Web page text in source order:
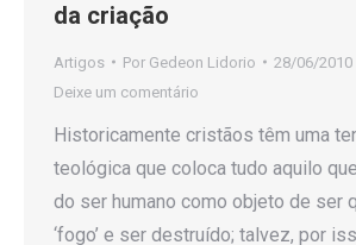
da criação
Artigos Por Gedeon Lidorio
28/06/2010
Deixe um comentário
Historicamente cristãos têm uma
teológica que coloca tudo aquilo que
do ser humano como objeto de ser
‘fogo’ e ser destruído; talvez, por